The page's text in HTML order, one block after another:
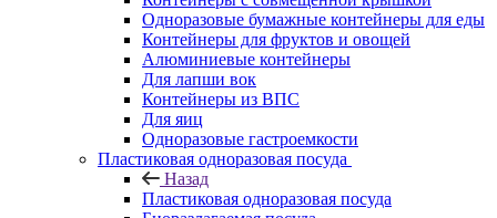
Одноразовые бумажные контейнеры для еды
Контейнеры для фруктов и овощей
Алюминиевые контейнеры
Для лапши вок
Контейнеры из ВПС
Для яиц
Одноразовые гастроемкости
Пластиковая одноразовая посуда
Назад
Пластиковая одноразовая посуда